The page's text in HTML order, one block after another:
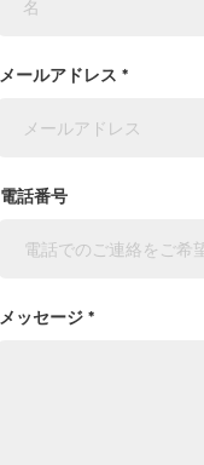
メールアドレス
電話番号
メッセージ